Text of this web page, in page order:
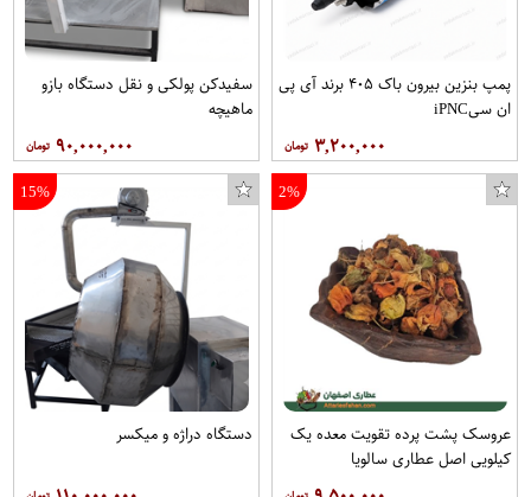
پمپ بنزین بیرون باک ۴۰۵ برند آی پی
ان سیiPNC
۳,۲۰۰,۰۰۰
سفیدکن پولکی و نقل دستگاه بازو
ماهیچه
۹۰,۰۰۰,۰۰۰
2%
عروسک پشت پرده تقویت معده یک
کیلویی اصل عطاری سالویا
15%
دستگاه دراژه و میکسر